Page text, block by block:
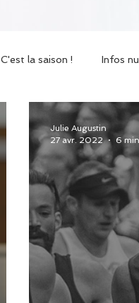
C'est la saison ! Infos
Julie Augustin
27 avr. 2022
6